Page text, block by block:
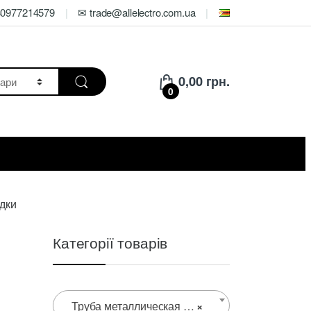
✉ trade@allelectro.com.ua
0
0,00 грн.
Категорії товарів
×
Труба металлическая 50 мм для электропроводки